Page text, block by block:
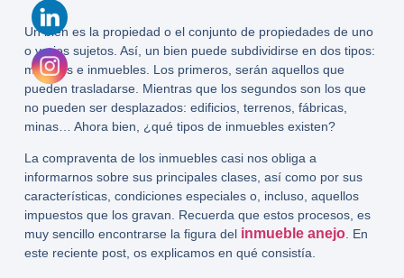
Un bien es la propiedad o el conjunto de propiedades de uno
o varios sujetos. Así, un bien puede subdividirse en dos tipos:
muebles e inmuebles. Los primeros, serán aquellos que
pueden trasladarse. Mientras que los segundos son los que
no pueden ser desplazados: edificios, terrenos, fábricas,
minas… Ahora bien, ¿qué tipos de inmueblesexisten?
La compraventa de los inmuebles casi nos obliga a
informarnos sobre sus principales clases, así como por sus
características, condiciones especiales o, incluso, aquellos
impuestos que los gravan. Recuerda que estos procesos, es
muy sencillo encontrarse la figura del inmueble anejo. En
este reciente post, os explicamos en qué consistía.